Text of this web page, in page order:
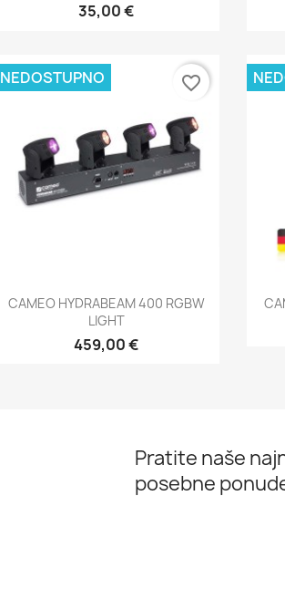
35,00 €
Brzi pregled
CAMEO HYDRABEAM 400 RGBW
LIGHT
459,00 €
NEDOSTUPNO favorite_border
Pratite naše
posebne